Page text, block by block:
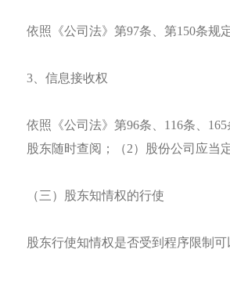
依照《公司法》第97条、第150条规
3、信息接收权
依照《公司法》第96条、116条、
股东随时查阅；（2）股份公司应当
（三）股东知情权的行使
股东行使知情权是否受到程序限制可